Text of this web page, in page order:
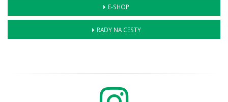
E-SHOP
RADY NA CESTY